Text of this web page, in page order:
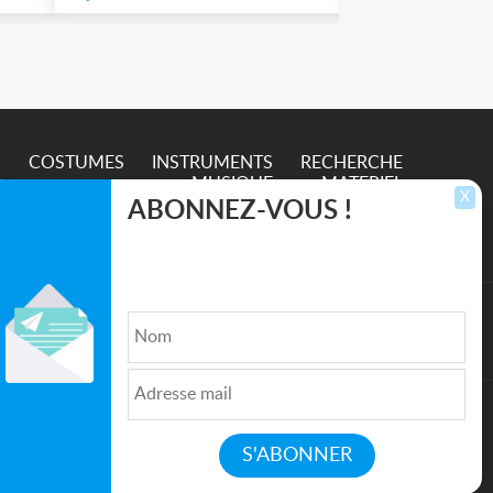
COSTUMES
INSTRUMENTS
MUSIQUE
RECHERCHE
MATERIEL
et de l'Entertainment
Qui sommes nous ?| Médias| Newsletter| CGU|
Politique de confidentialité
Partenaires
Mentions légales
X
ABONNEZ-VOUS !